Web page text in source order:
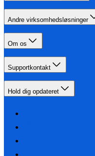
Andre virksomhedsløsninger
Om os
Supportkontakt
Hold dig opdateret